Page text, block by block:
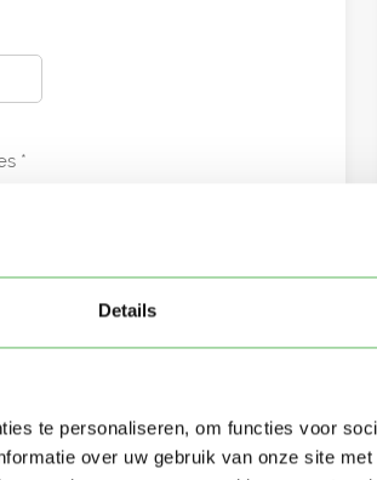
Details
te personaliseren, om functies voor
over uw gebruik van onze site